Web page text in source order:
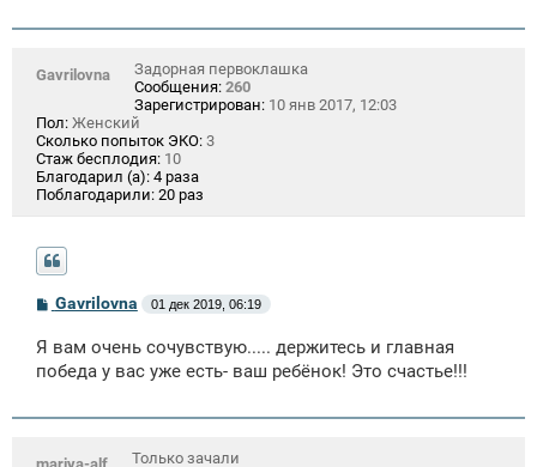
Gavrilovna
Задорная первоклашка
Сообщения: 260
Зарегистрирован: 10 янв 2017, 12:03
Пол: Женский
Сколько попыток ЭКО: 3
Стаж бесплодия: 10
Благодарил (а): 4 раза
Поблагодарили: 20 раз
С
б
щ
и
Gavrilovna 01 дек 2019, 06:19
Я вам очень сочувствую..... держитесь и главная
победа у вас уже есть- ваш ребёнок! Это счастье!!!
Только зачали